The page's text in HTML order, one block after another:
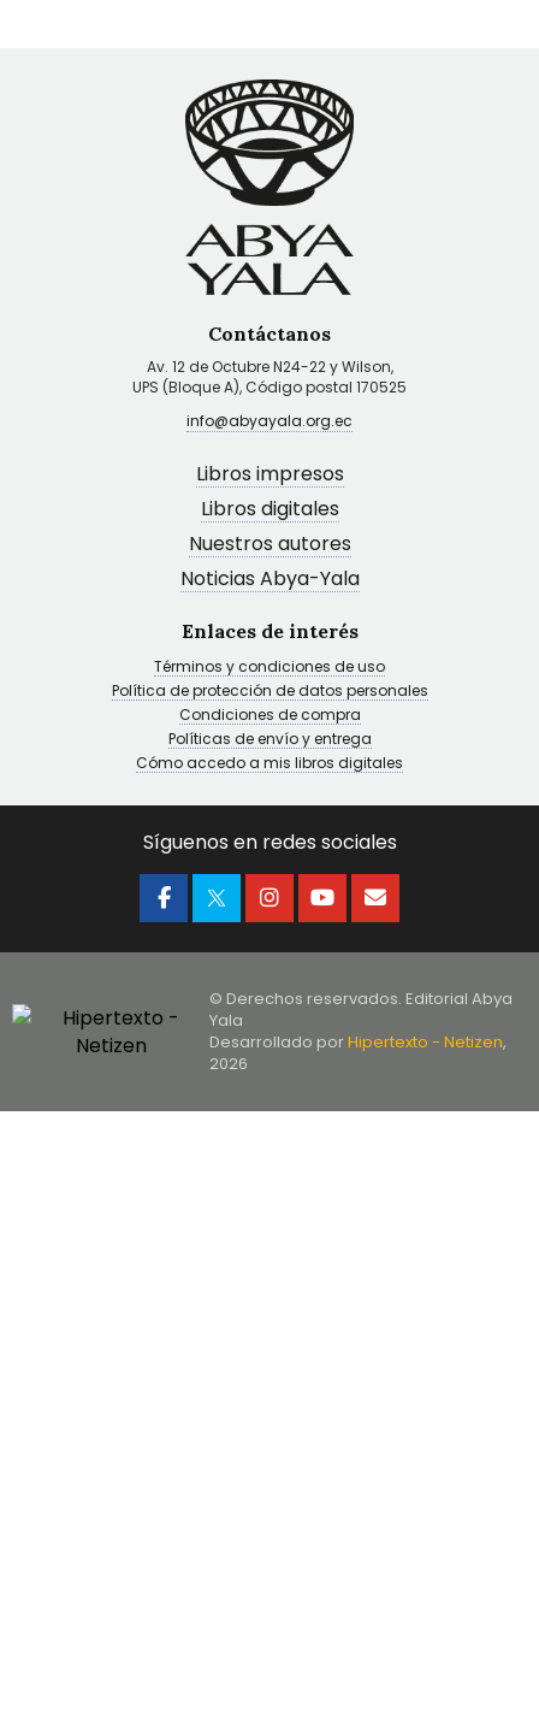
Contáctanos
Av. 12 de Octubre N24-22 y Wilson,
UPS (Bloque A), Código postal 170525
info@abyayala.org.ec
Libros impresos
Libros digitales
Nuestros autores
Noticias Abya-Yala
Enlaces de interés
Términos y condiciones de uso
Política de protección de datos personales
Condiciones de compra
Políticas de envío y entrega
Cómo accedo a mis libros digitales
Síguenos en redes sociales
© Derechos reservados. Editorial Abya
Yala
Desarrollado porHipertexto - Netizen,
2026